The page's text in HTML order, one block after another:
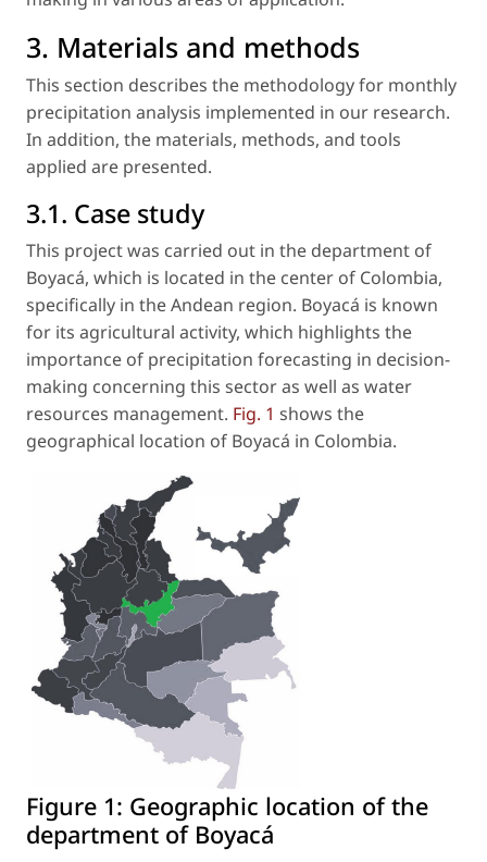
3. Materials and methods
This section describes the methodology for monthly
precipitation analysis implemented in our research.
In addition, the materials, methods, and tools
applied are presented.
3.1. Case study
This project was carried out in the department of
Boyacá, which is located in the center of Colombia,
specifically in the Andean region. Boyacá is known
for its agricultural activity, which highlights the
importance of precipitation forecasting in decision-
making concerning this sector as well as water
resources management. Fig. 1 shows the
geographical location of Boyacá in Colombia.
Figure 1: Geographic location of the
department of Boyacá